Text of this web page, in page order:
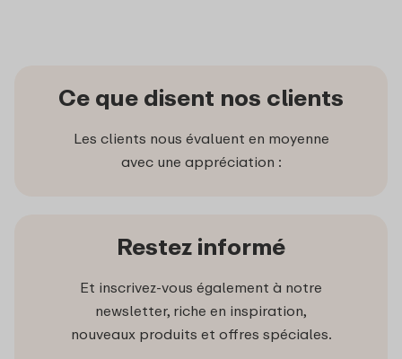
Ce que disent nos clients
Les clients nous évaluent en moyenne
avec une appréciation :
Restez informé
Et inscrivez-vous également à notre
newsletter, riche en inspiration,
nouveaux produits et offres spéciales.